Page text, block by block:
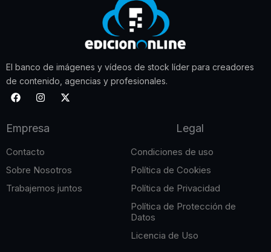
El banco de imágenes y vídeos de stock líder para creadores
de contenido, agencias y profesionales.
F
a
b
o
I
n
a
r
m
X
-
r
Empresa
Contacto
Sobre Nosotros
Trabajemos juntos
Legal
Condiciones de uso
Política de Cookies
Política de Privacidad
Política de Protección de
Datos
Licencia de Uso